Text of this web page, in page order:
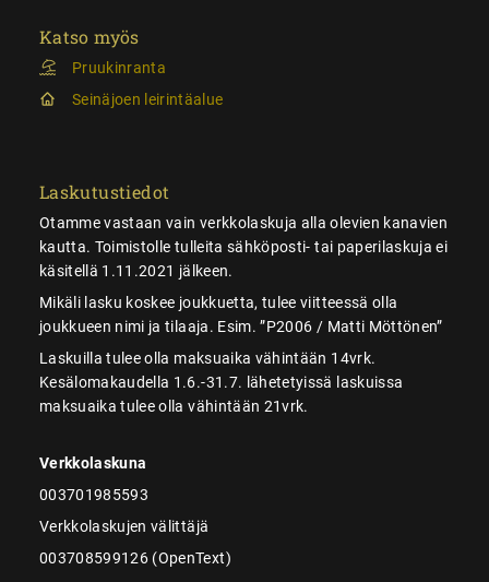
Katso myös
Pruukinranta
Seinäjoen leirintäalue
Laskutustiedot
Otamme vastaan vain verkkolaskuja alla olevien kanavien
kautta. Toimistolle tulleita sähköposti- tai paperilaskuja ei
käsitellä 1.11.2021 jälkeen.
Mikäli lasku koskee joukkuetta, tulee viitteessä olla
joukkueen nimi ja tilaaja. Esim. ”P2006 / Matti Möttönen”
Laskuilla tulee olla maksuaika vähintään 14vrk.
Kesälomakaudella 1.6.-31.7. lähetetyissä laskuissa
maksuaika tulee olla vähintään 21vrk.
Verkkolaskuna
003701985593
Verkkolaskujen välittäjä
003708599126 (OpenText)